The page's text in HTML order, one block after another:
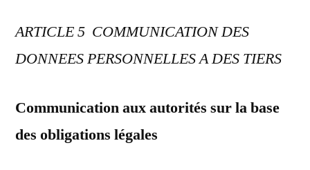
ARTICLE 5 COMMUNICATION DES
DONNEES PERSONNELLES A DES TIERS
Communication aux autorités sur la base
des obligations légales